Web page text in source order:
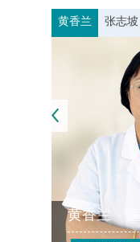
黄香兰 张志坡
黄香兰